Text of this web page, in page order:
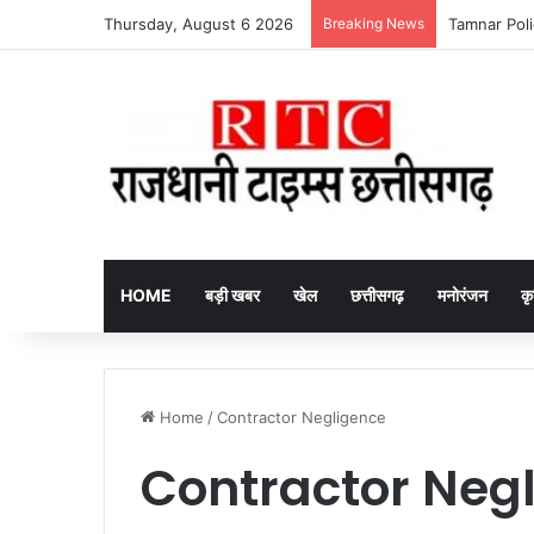
Thursday, August 6 2026 Breaking News itel Ace 3
HOME बड़ी खबर खेल छत्तीसगढ़ मनोरंजन
Home /Contractor Negligence
Contractor